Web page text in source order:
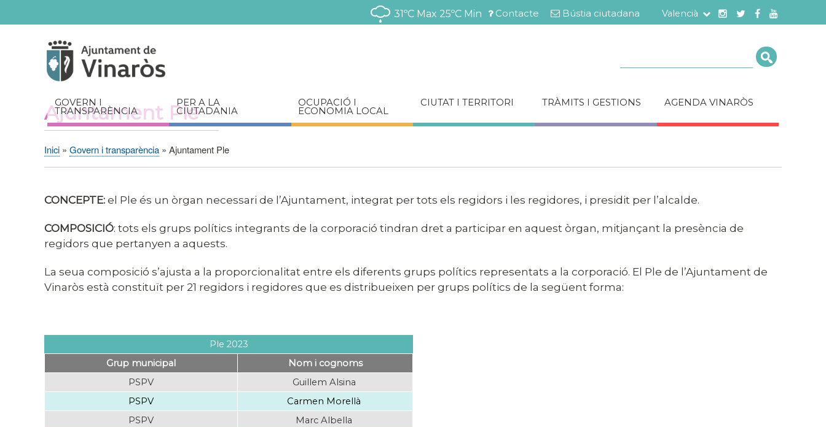
Vés
al
relacionats
Menú
Contacte Bústia ciutadana Valencià
31ºC Max 25ºC Min
GOVERN I
TRANSPARÈNCIA
PER A LA
CIUTADANIA
OCUPACIÓ I
ECONOMIA LOCAL
CIUTAT I TERRITORI TRÀMITS I GESTIONS AGENDA VINARÒS
Ajuntament Ple
Fil
Inici Govern i transparència Ajuntament Ple
CONCEPTE:el Ple és un òrgan necessari de l’Ajuntament, integrat per tots els regidors i les regidores, i presidit per l’alcalde.
COMPOSICIÓ: tots els grups polítics integrants de la corporació tindran dret a participar en aquest òrgan, mitjançant la presència de
regidors que pertanyen a aquests.
La seua composició s’ajusta a la proporcionalitat entre els diferents grups polítics representats a la corporació. El Ple de l’Ajuntament de
Vinaròs està constituït per 21 regidors i regidores que es distribueixen per grups polítics de la següent forma:
Ple 2023
Grup municipal
Nom i cognoms
PSPV
Guillem Alsina
PSPV
Carmen Morellà
PSPV
Marc Albella